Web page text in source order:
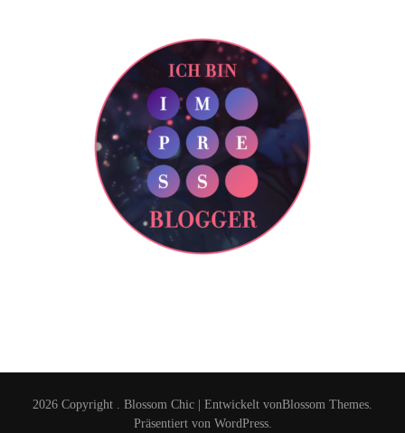
2026 Copyright Blossom Chic | Entwickelt vonBlossom Themes
Präsentiert von WordPress.